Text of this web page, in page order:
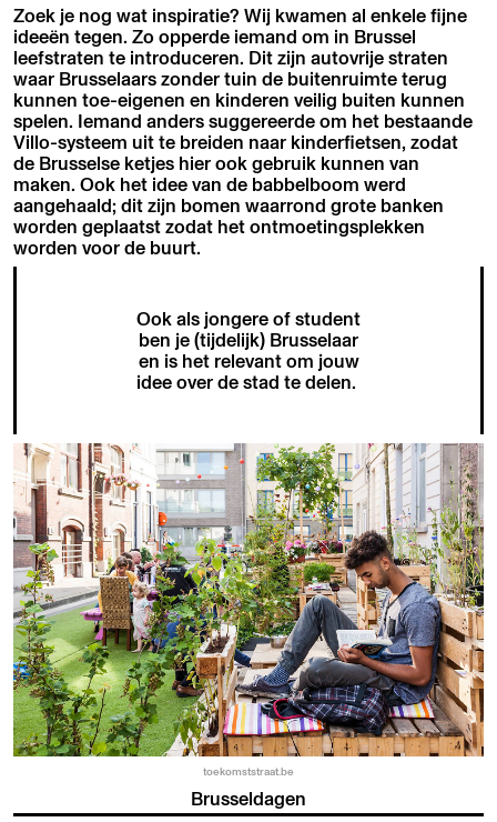
Zoek je nog wat inspiratie? Wij kwamen al enkele fijne
ideeën tegen. Zo opperde iemand om in Brussel
leefstraten te introduceren. Dit zijn autovrije straten
waar Brusselaars zonder tuin de buitenruimte terug
kunnen toe-eigenen en kinderen veilig buiten kunnen
spelen. Iemand anders suggereerde om het bestaande
Villo-systeem uit te breiden naar kinderfietsen, zodat
de Brusselse ketjes hier ook gebruik kunnen van
maken. Ook het idee van de babbelboom werd
aangehaald; dit zijn bomen waarrond grote banken
worden geplaatst zodat het ontmoetingsplekken
worden voor de buurt.
Ook als jongere of student
ben je (tijdelijk) Brusselaar
en is het relevant om jouw
idee over de stad te delen.
toekomststraat.be
Brusseldagen